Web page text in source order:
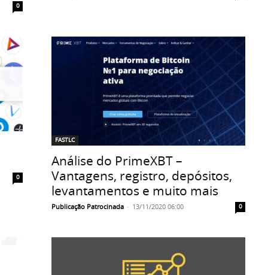
0
0
FASTLC
Análise do PrimeXBT –
Vantagens, registro, depósitos,
levantamentos e muito mais
Publicação Patrocinada - 13/11/2020 06:00 0